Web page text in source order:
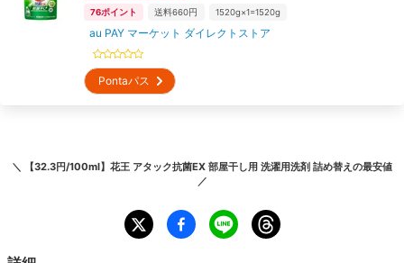
76ポイント 送料660円 1520g×1=1520g
au PAY マーケット ダイレクトストア
Pontaパス
＼ 【32.3円/100ml】花王 アタック抗菌EX 部屋干し用 洗濯用洗剤 詰め替え の最安値
／